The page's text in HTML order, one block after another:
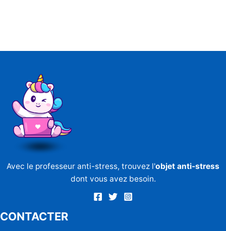
Avec le professeur anti-stress, trouvez l'objet anti-stress
dont vous avez besoin.
CONTACTER